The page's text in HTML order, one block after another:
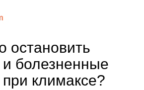
остановить
болезненные
климаксе?